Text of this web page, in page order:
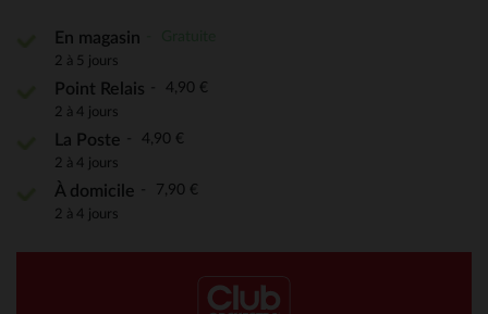
En magasin
2 à 5 jours
Point Relais 4,90 €
2 à 4 jours
La Poste 4,90 €
2 à 4 jours
À domicile 7,90 €
2 à 4 jours